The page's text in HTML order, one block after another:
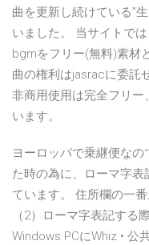
曲を更新し続けている”
いました。 当サイトで
bgmをフリー(無料)素材
曲の権利はjasracに委託
非商用使用は完全フリー
います。
ヨーロッパで乗継便な
た時の為に、ローマ字
ています。 住所欄の一
（2）ローマ字表記する
Windows PCにWhiz • 公